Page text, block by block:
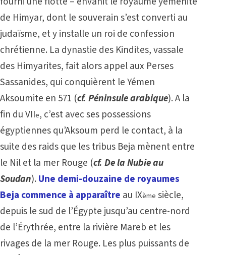
de Himyar, dont le souverain s’est converti au
judaïsme, et y installe un roi de confession
chrétienne. La dynastie des Kindites, vassale
des Himyarites, fait alors appel aux Perses
Sassanides, qui conquièrent le Yémen
Aksoumite en 571 (cf. Péninsule arabique). A la
fin du VIIe, c’est avec ses possessions
égyptiennes qu’Aksoum perd le contact, à la
suite des raids que les tribus Beja mènent entre
le Nil et la mer Rouge (cf. De la Nubie au
Soudan). Une demi-douzaine de royaumes
Beja commence à apparaître au IXème siècle,
depuis le sud de l’Égypte jusqu’au centre-nord
de l’Érythrée, entre la rivière Mareb et les
rivages de la mer Rouge. Les plus puissants de